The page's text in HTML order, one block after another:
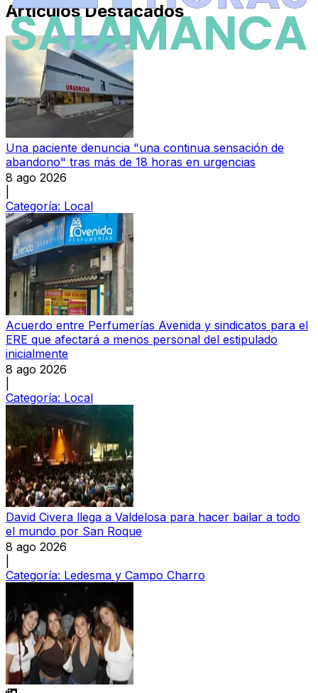
Artículos Destacados
Una paciente denuncia "una continua sensación de
abandono" tras más de 18 horas en urgencias
8 ago 2026
Categoría: Local
Acuerdo entre Perfumerías Avenida y sindicatos para el
ERE que afectará a menos personal del estipulado
inicialmente
8 ago 2026
Categoría: Local
David Civera llega a Valdelosa para hacer bailar a todo
el mundo por San Roque
8 ago 2026
Categoría: Ledesma y Campo Charro